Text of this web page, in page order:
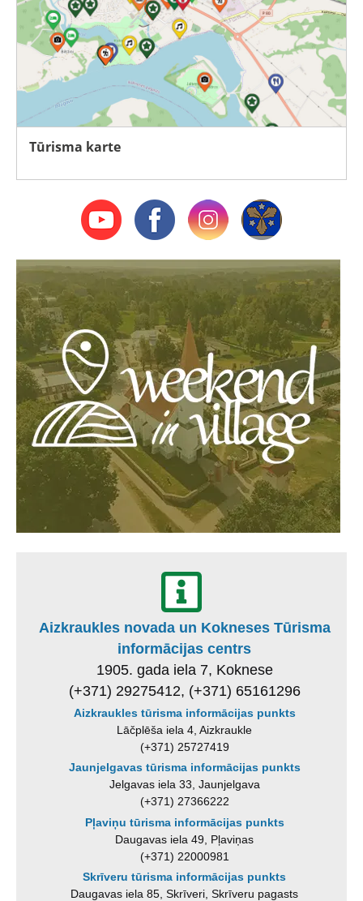
Tūrisma karte
Aizkraukles novada un Kokneses Tūrisma
informācijas centrs
1905. gada iela 7, Koknese
(+371) 29275412, (+371) 65161296
Aizkraukles tūrisma informācijas punkts
Lāčplēša iela 4, Aizkraukle
(+371) 25727419
Jaunjelgavas tūrisma informācijas punkts
Jelgavas iela 33, Jaunjelgava
(+371) 27366222
Pļaviņu tūrisma informācijas punkts
Daugavas iela 49, Pļaviņas
(+371) 22000981
Skrīveru tūrisma informācijas punkts
Daugavas iela 85, Skrīveri, Skrīveru pagasts